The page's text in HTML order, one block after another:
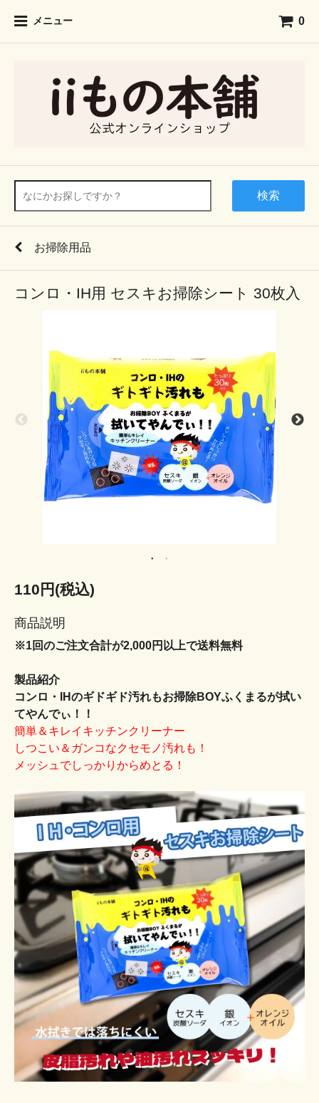
メニュー 0
検索
お掃除用品
コンロ・IH用 セスキお掃除シート 30枚入
110円(税込)
商品説明
※1回のご注文合計が2,000円以上で送料無料
製品紹介
コンロ・IHのギドギド汚れもお掃除BOYふくまるが拭い
てやんでぃ！！
簡単＆キレイキッチンクリーナー
しつこい＆ガンコなクセモノ汚れも！
メッシュでしっかりからめとる！